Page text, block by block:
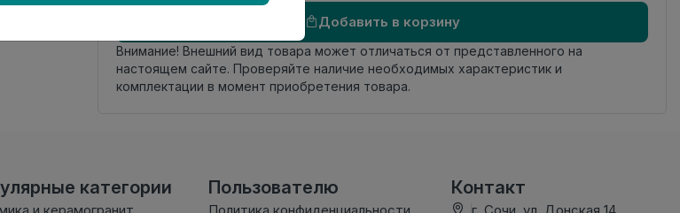
Добавить в корзину
Внимание! Внешний вид товара может отличаться от представленного на
настоящем сайте. Проверяйте наличие необходимых характеристик и
комплектации в момент приобретения товара.
категории Пользователю Контакт